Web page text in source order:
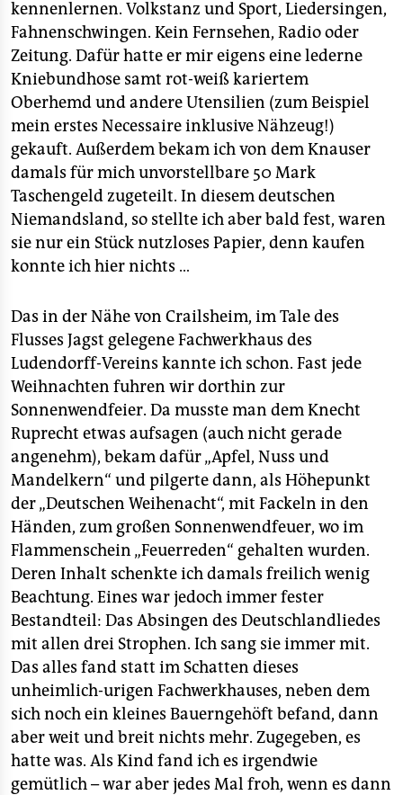
kennenlernen. Volkstanz und Sport, Liedersingen,
Fahnenschwingen. Kein Fernsehen, Radio oder
Zeitung. Dafür hatte er mir eigens eine lederne
Kniebundhose samt rot-weiß kariertem
Oberhemd und andere Utensilien (zum Beispiel
mein erstes Necessaire inklusive Nähzeug!)
gekauft. Außerdem bekam ich von dem Knauser
damals für mich unvorstellbare 50 Mark
Taschengeld zugeteilt. In diesem deutschen
Niemandsland, so stellte ich aber bald fest, waren
sie nur ein Stück nutzloses Papier, denn kaufen
konnte ich hier nichts …
Das in der Nähe von Crailsheim, im Tale des
Flusses Jagst gelegene Fachwerkhaus des
Ludendorff-Vereins kannte ich schon. Fast jede
Weihnachten fuhren wir dorthin zur
Sonnenwendfeier. Da musste man dem Knecht
Ruprecht etwas aufsagen (auch nicht gerade
angenehm), bekam dafür „Apfel, Nuss und
Mandelkern“ und pilgerte dann, als Höhepunkt
der „Deutschen Weihenacht“, mit Fackeln in den
Händen, zum großen Sonnenwendfeuer, wo im
Flammenschein „Feuerreden“ gehalten wurden.
Deren Inhalt schenkte ich damals freilich wenig
Beachtung. Eines war jedoch immer fester
Bestandteil: Das Absingen des Deutschlandliedes
mit allen drei Strophen. Ich sang sie immer mit.
Das alles fand statt im Schatten dieses
unheimlich-urigen Fachwerkhauses, neben dem
sich noch ein kleines Bauerngehöft befand, dann
aber weit und breit nichts mehr. Zugegeben, es
hatte was. Als Kind fand ich es irgendwie
gemütlich – war aber jedes Mal froh, wenn es dann